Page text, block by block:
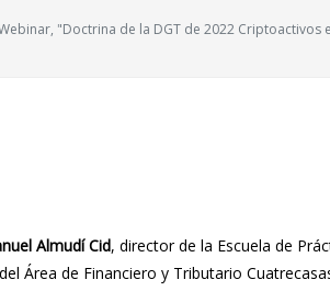
"Doctrina de la DGT de 2022
Almudí Cid, director de la Escuela de
Área de Financiero y Tributario